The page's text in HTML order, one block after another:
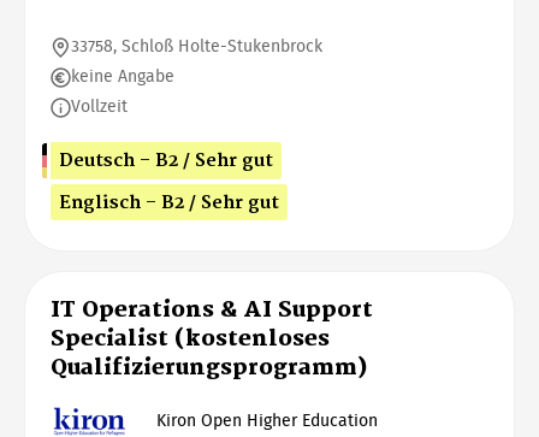
33758, Schloß Holte-Stukenbrock
keine Angabe
Vollzeit
Deutsch - B2 / Sehr gut
Englisch - B2 / Sehr gut
IT Operations & AI Support
Specialist (kostenloses
Qualifizierungsprogramm)
Kiron Open Higher Education